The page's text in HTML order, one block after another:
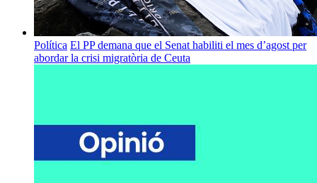
Política El PP demana que el Senat habiliti el mes d’agost per
abordar la crisi migratòria de Ceuta